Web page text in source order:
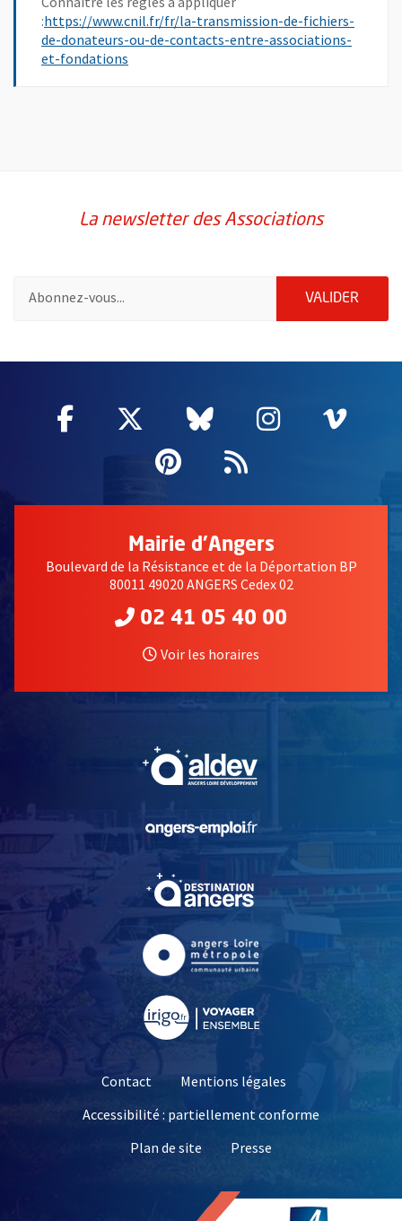
:https://www.cnil.fr/fr/la-transmission-de-fichiers-
de-donateurs-ou-de-contacts-entre-associations-
et-fondations
La newsletter des Associations
VALIDER
Facebook
, Ouvre une nouvelle fenêtre
Twitter
, Ouvre une nouvelle
Bluesky
, Ouvre une
Instagram
, Ouvre
,
Pinterest
, Ouvre une
Flux RSS
Mairie d'Angers
Boulevard de la Résistance et de la Déportation BP
80011 49020 ANGERS Cedex 02
02 41 05 40 00
Voir les horaires
, Ouvre une nouvelle
, Ouvre une nouvelle
Contact
Mentions légales
Accessibilité : partiellement conforme
Plan de site
Presse